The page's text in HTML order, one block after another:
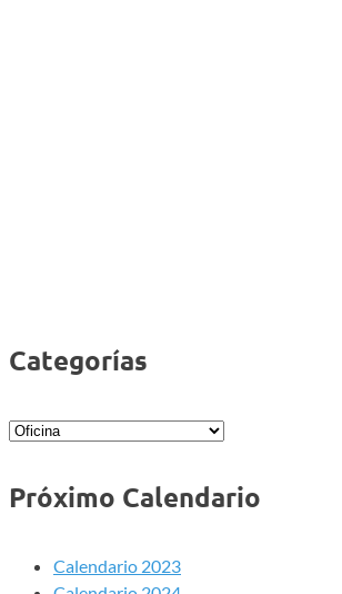
Categorías
Categorías
Próximo Calendario
Calendario 2023